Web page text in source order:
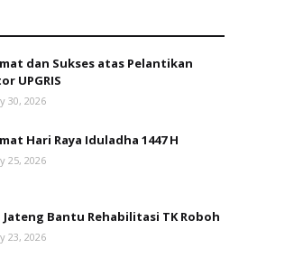
dan Sukses atas Pelantikan
UPGRIS
30, 2026
Hari Raya Iduladha 1447 H
25, 2026
Jateng Bantu Rehabilitasi TK Roboh
23, 2026